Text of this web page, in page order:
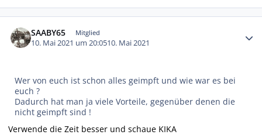
SAABY65 Mitglied
10. Mai 2021 um 20:0510. Mai 2021
Wer von euch ist schon alles geimpft und wie war es bei
euch ?
Dadurch hat man ja viele Vorteile, gegenüber denen die
nicht geimpft sind !
Verwende die Zeit besser und schaue KIKA